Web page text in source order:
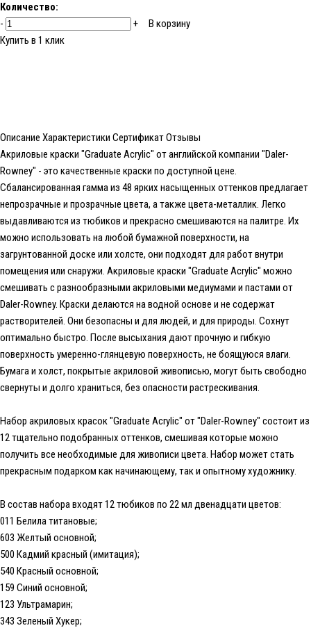
Количество:
-
+
В корзину
Купить в 1 клик
Описание Характеристики СертификатОтзывы
Акриловые краски "Graduate Acrylic" от английской компании "Daler-
Rowney" - это качественные краски по доступной цене.
Сбалансированная гамма из 48 ярких насыщенных оттенков предлагает
непрозрачные и прозрачные цвета, а также цвета-металлик. Легко
выдавливаются из тюбиков и прекрасно смешиваются на палитре. Их
можно использовать на любой бумажной поверхности, на
загрунтованной доске или холсте, они подходят для работ внутри
помещения или снаружи. Акриловые краски "Graduate Acrylic" можно
смешивать с разнообразными акриловыми медиумами и пастами от
Daler-Rowney. Краски делаются на водной основе и не содержат
растворителей. Они безопасны и для людей, и для природы. Сохнут
оптимально быстро. После высыхания дают прочную и гибкую
поверхность умеренно-глянцевую поверхность, не боящуюся влаги.
Бумага и холст, покрытые акриловой живописью, могут быть свободно
свернуты и долго храниться, без опасности растрескивания.
Набор акриловых красок "Graduate Acrylic" от "Daler-Rowney" состоит из
12 тщательно подобранных оттенков, смешивая которые можно
получить все необходимые для живописи цвета. Набор может стать
прекрасным подарком как начинающему, так и опытному художнику.
В состав набора входят 12 тюбиков по 22 мл двенадцати цветов:
011 Белила титановые;
603 Желтый основной;
500 Кадмий красный (имитация);
540 Красный основной;
159 Синий основной;
123 Ультрамарин;
343 Зеленый Хукер;